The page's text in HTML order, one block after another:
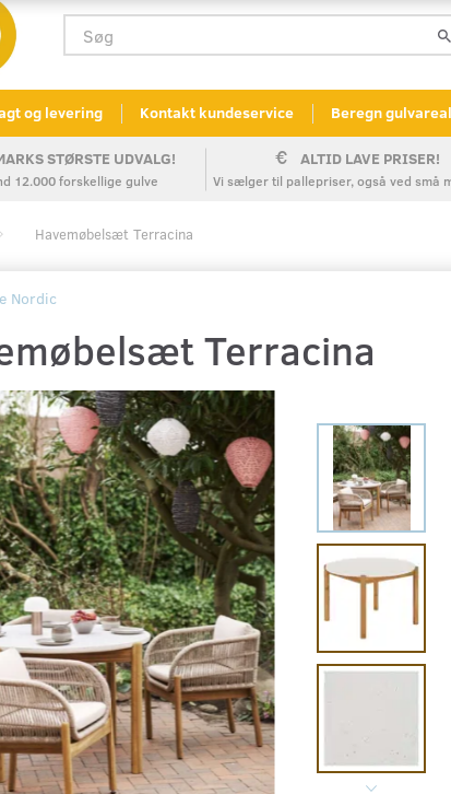
og levering Kontakt kundeservice Beregn gulvareal
STØRSTE UDVALG!
12.000 forskellige gulve
ALTID LAVE PRISER!
Vi sælger til pallepriser, også ved små
Havemøbelsæt Terracina
Nordic
Terracina